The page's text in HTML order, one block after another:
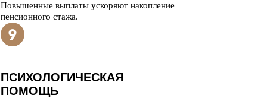
Повышенные выплаты ускоряют накопление
пенсионного стажа.
ПСИХОЛОГИЧЕСКАЯ
ПОМОЩЬ